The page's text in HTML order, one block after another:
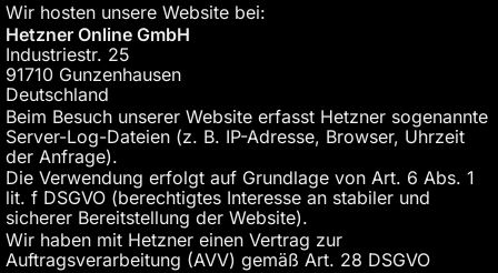
Wir hosten unsere Website bei:
Hetzner Online GmbH
Industriestr. 25
91710 Gunzenhausen
Deutschland
Beim Besuch unserer Website erfasst Hetzner sogenannte
Server-Log-Dateien (z. B. IP-Adresse, Browser, Uhrzeit
der Anfrage).
Die Verwendung erfolgt auf Grundlage von Art. 6 Abs. 1
lit. f DSGVO (berechtigtes Interesse an stabiler und
sicherer Bereitstellung der Website).
Wir haben mit Hetzner einen Vertrag zur
Auftragsverarbeitung (AVV) gemäß Art. 28 DSGVO